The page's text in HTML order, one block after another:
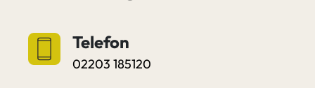
Telefon
02203 185120